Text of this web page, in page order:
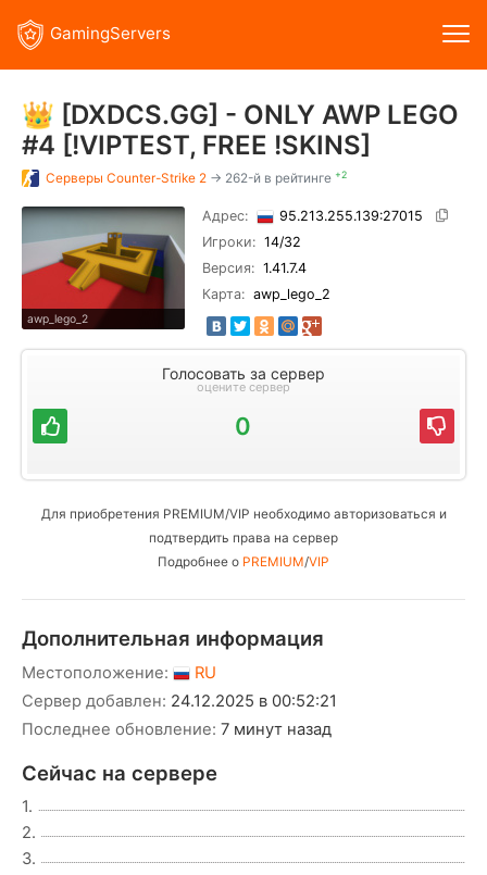
GamingServers
👑 [DXDCS.GG] - ONLY AWP LEGO
#4 [!VIPTEST, FREE !SKINS]
Серверы Counter-Strike 2 → 262-й в рейтинге +2
awp_lego_2
Адрес:
95.213.255.139:27015
Игроки: 14/32
Версия: 1.41.7.4
Карта: awp_lego_2
Голосовать за сервер
оцените сервер
0
Для приобретения PREMIUM/VIP необходимо авторизоваться и
подтвердить права на сервер
Подробнее о PREMIUM/VIP
Дополнительная информация
Местоположение:
RU
Сервер добавлен: 24.12.2025 в 00:52:21
Последнее обновление: 7 минут назад
Сейчас на сервере
1.
2.
3.